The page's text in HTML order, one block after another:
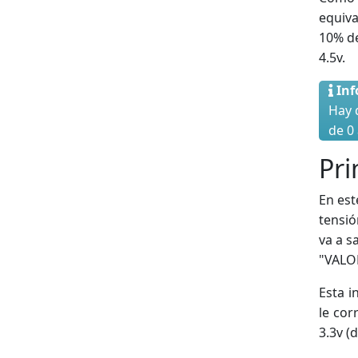
10%
4.5v.
Hay
de
En
va a
Esta
le
3.3v